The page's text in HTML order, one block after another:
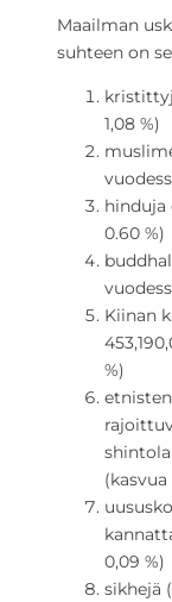
Maailman
suhteen on
1,08 %)
hinduja
0.60 %)
Kiinan
%)
(kasvua
0,09 %)
sikhejä